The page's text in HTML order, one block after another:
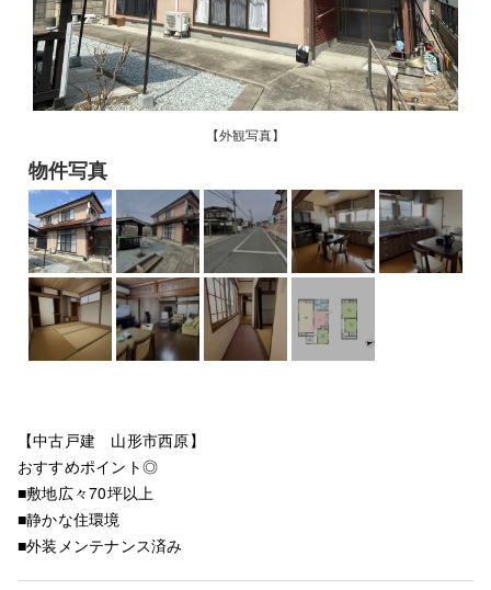
【外観写真】
物件写真
【中古戸建 山形市西原】
おすすめポイント◎
■敷地広々70坪以上
■静かな住環境
■外装メンテナンス済み